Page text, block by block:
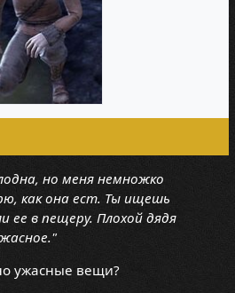
но меня немножко
как она ест. Ты ищешь
в пещеру. Плохой дядя
ужасные вещи?